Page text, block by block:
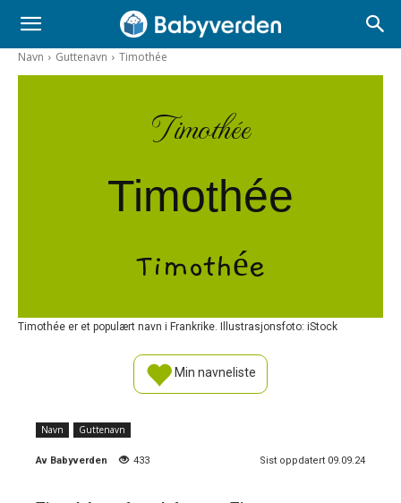
Navn Guttenavn Timothée
Timothée
Timothée
Timothée
Timothée er et populært navn i Frankrike. Illustrasjonsfoto: iStock
Min navneliste
Navn Guttenavn
Av Babyverden 433 Sist oppdatert 09.09.24